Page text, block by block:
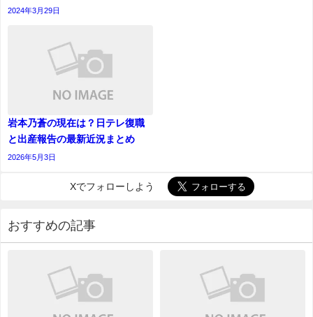
2024年3月29日
岩本乃蒼の現在は？日テレ復職
と出産報告の最新近況まとめ
2026年5月3日
Xでフォローしよう
おすすめの記事